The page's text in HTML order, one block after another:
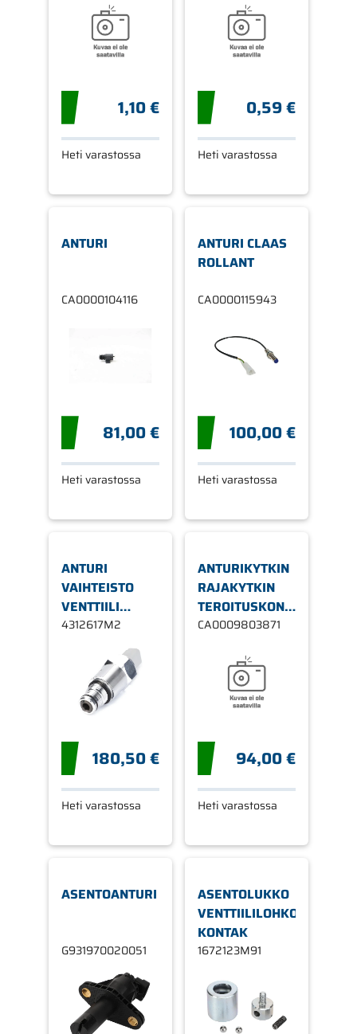
1,10 €
Heti varastossa
0,59 €
Heti varastossa
ANTURI
CA0000104116
81,00 €
Heti varastossa
ANTURI CLAAS
ROLLANT
CA0000115943
100,00 €
Heti varastossa
ANTURI
VAIHTEISTO
VENTTIILI
VAIHTEISTOÖLJY
RAJOITUSKYTKIN
4312617M2
180,50 €
Heti varastossa
ANTURIKYTKIN
RAJAKYTKIN
TEROITUSKONE
JAGUAR
CA0009803871
94,00 €
Heti varastossa
ASENTOANTURI
G931970020051
ASENTOLUKKO
VENTTIILILOHKO
KONTAK
1672123M91